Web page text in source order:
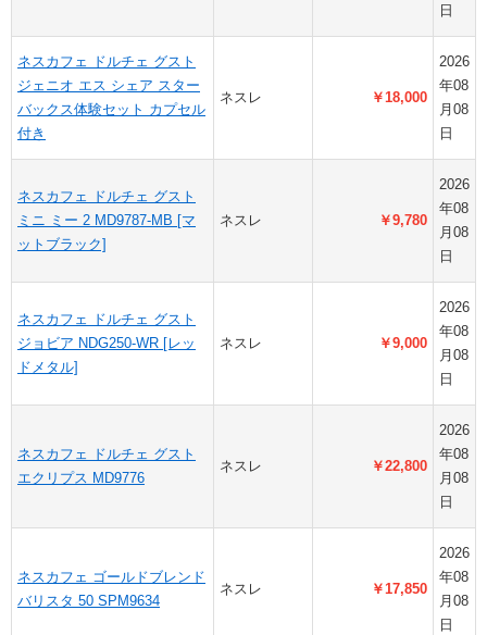
日
ネスカフェ ドルチェ グスト
ジェニオ エス シェア スター
バックス体験セット カプセル
付き
ネスレ ￥18,000
2026
年08
月08
日
ネスカフェ ドルチェ グスト
ミニ ミー 2 MD9787-MB [マ
ットブラック]
ネスレ ￥9,780
2026
年08
月08
日
ネスカフェ ドルチェ グスト
ジョビア NDG250-WR [レッ
ドメタル]
ネスレ ￥9,000
2026
年08
月08
日
ネスカフェ ドルチェ グスト
エクリプス MD9776
ネスレ ￥22,800
2026
年08
月08
日
ネスカフェ ゴールドブレンド
バリスタ 50 SPM9634
ネスレ ￥17,850
2026
年08
月08
日